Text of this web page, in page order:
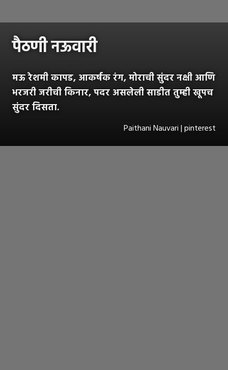
पैठणी नऊवारी
मऊ रेशमी कापड, आकर्षक रंग, मोराची सुंदर नक्षी आणि
भरजरी जरीची किनार, पदर असलेली साडीत तुम्ही खूपच
सुंदर दिसता.
Paithani Nauvari | pinterest